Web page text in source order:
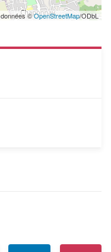
données ©OpenStreetMap/ODbL